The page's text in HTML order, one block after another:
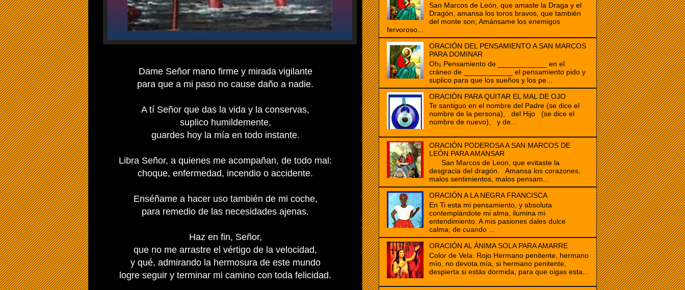
Dame Señor mano firme y mirada vigilante
para que a mi paso no cause daño a nadie.
A tí Señor que das la vida y la conservas,
suplico humildemente,
guardes hoy la mía en todo instante.
Libra Señor, a quienes me acompañan, de todo mal:
choque, enfermedad, incendio o accidente.
Enséñame a hacer uso también de mi coche,
para remedio de las necesidades ajenas.
Haz en fin, Señor,
que no me arrastre el vértigo de la velocidad,
y qué, admirando la hermosura de este mundo
logre seguir y terminar mi camino con toda felicidad.
San Marcos de León, que amaste la Draga y el
Dragón, amansa los toros bravos, que también
del monte son; Amánsame los enemigos
fervoroso...
ORACIÓN DEL PENSAMIENTO A SAN MARCOS
PARA DOMINAR
Oh¡ Pensamiento de ____________ en el
cráneo de ____________ el pensamiento pido y
suplico para que los sueños y los pe...
ORACIÓN PARA QUITAR EL MAL DE OJO
Te santiguo en el nombre del Padre (se dice el
nombre de la persona), del Hijo (se dice el
nombre de nuevo), y de...
ORACIÓN PODEROSA A SAN MARCOS DE
LEÓN PARA AMANSAR
San Marcos de Leon, que evitaste la
desgracia del dragón. Amansa los corazones,
malos sentimientos, malos pensam...
ORACIÓN A LA NEGRA FRANCISCA
En Ti esta mi pensamiento, y absoluta
contemplándote mi alma, ilumina mi
entendimiento. A mis pasiones dales dulce
calma; de cuando ...
ORACIÓN AL ÁNIMA SOLA PARA AMARRE
Color de Vela: Rojo Hermano penitente, hermano
mío, no devota mía, si hermano penitente,
despierta si estás dormida, para que oigas esta...